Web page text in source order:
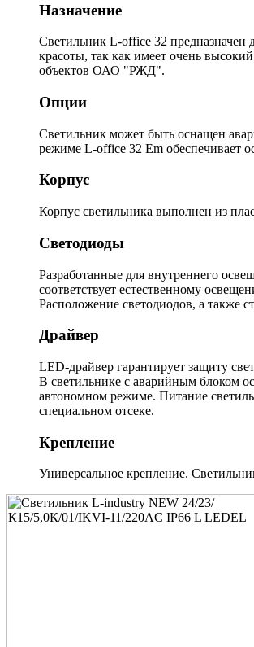
Назначение
Светильник L-office 32 предназначен
красоты, так как имеет очень
объектов ОАО "РЖД".
Опции
Светильник может быть оснащен
режиме L-office 32 Em обеспечивает
Корпус
Корпус светильника выполнен из
Светодиоды
Разработанные для внутреннего
соответствует естественному
Расположение светодиодов, а также
Драйвер
LED-драйвер гарантирует защиту
В светильнике с аварийным блоком
автономном режиме. Питание
специальном отсеке.
Крепление
Универсальное крепление.